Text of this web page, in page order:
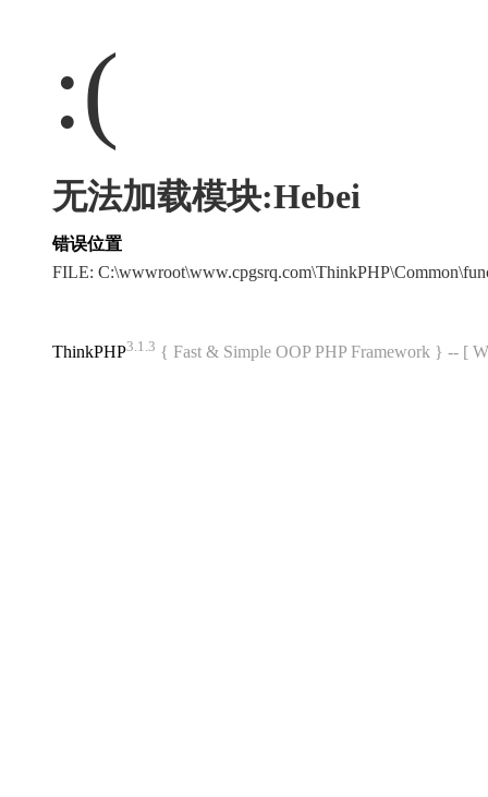
:(
无法加载模块:Hebei
错误位置
FILE:
ThinkPHP3.1.3 { Fast & Simple OOP PHP Framework } -- [